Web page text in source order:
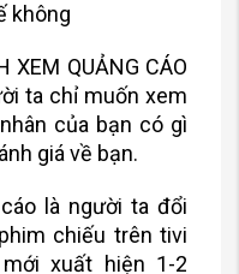
không
XEM QUẢNG CÁO
ta chỉ muốn xem
của bạn có gì
giá về bạn.
là người ta đổi
chiếu trên tivi
xuất hiện 1-2